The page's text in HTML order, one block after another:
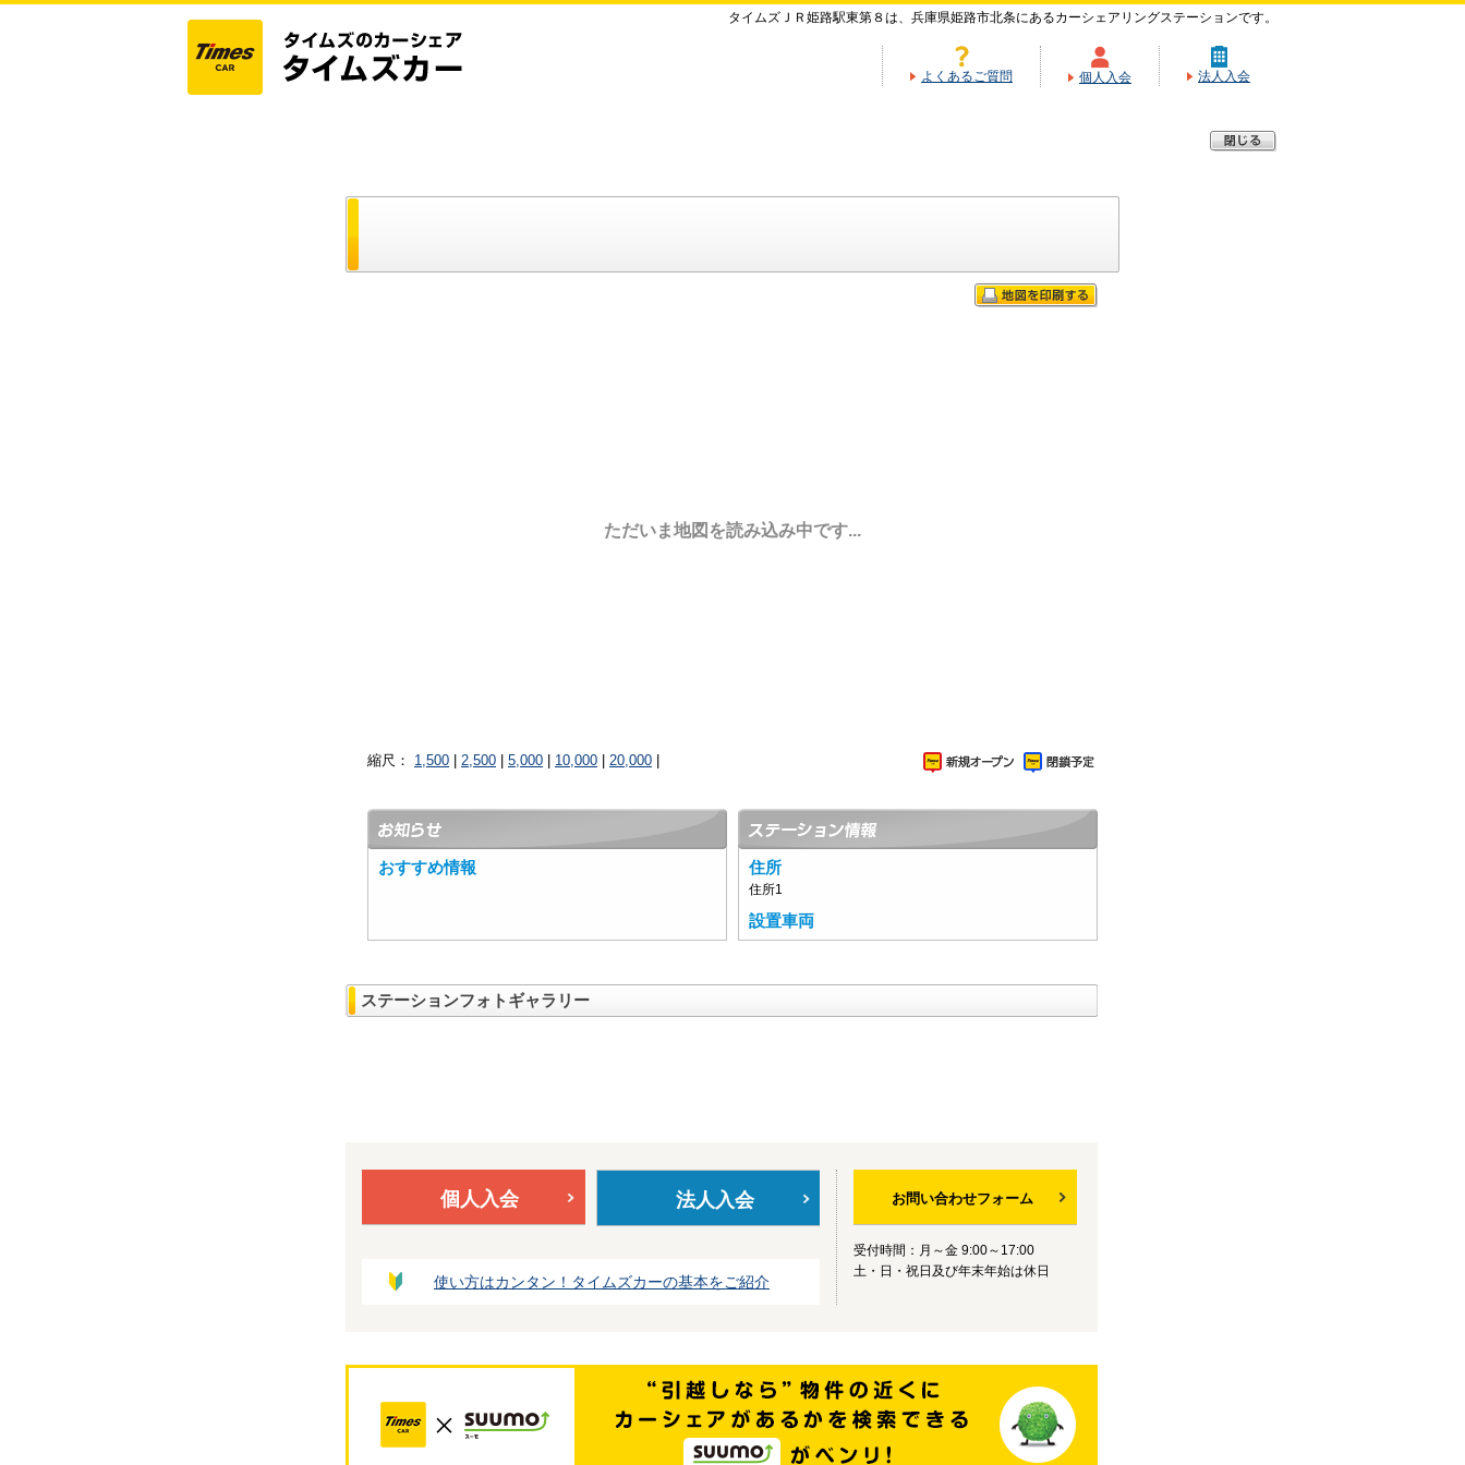
タイムズＪＲ姫路駅東第８は、兵庫県姫路市北条にあるカーシェアリングステーションです。
よくあるご質問 個人入会 法人入会
ただいま地図を読み込み中です...
縮尺： 1,500 2,500 5,000 10,000 20,000
おすすめ情報 住所
住所1
設置車両
ステーションフォトギャラリー
個人入会 法人入会
使い方はカンタン！タイムズカーの基本をご紹介
お問い合わせフォーム
受付時間：月～金 9:00～17:00
土・日・祝日及び年末年始は休日